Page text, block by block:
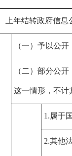
上年结转政府信息
（一）予以公开
（二）部分公
这一情形，不计
1.属于
2.其他